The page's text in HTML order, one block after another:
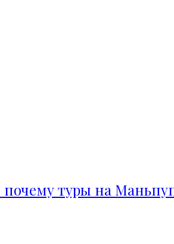
туры на